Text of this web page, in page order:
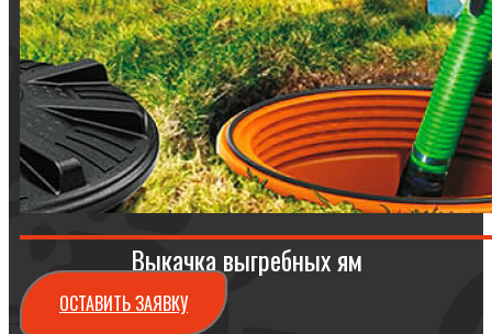
Выкачка выгребных ям
ОСТАВИТЬ ЗАЯВКУ